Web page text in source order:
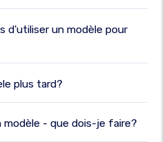
d'utiliser un modèle pour
plus tard?
modèle - que dois-je faire?